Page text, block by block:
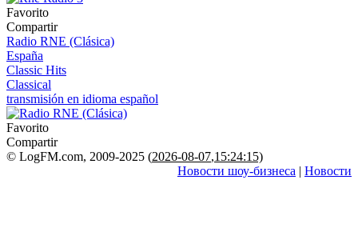
Favorito
Compartir
Radio RNE (Clásica)
España
Classic Hits
Classical
transmisión en idioma español
Favorito
Compartir
© LogFM.com, 2009-2025 (2026-08-07,15:24:15)
Новости шоу-бизнеса | Новости